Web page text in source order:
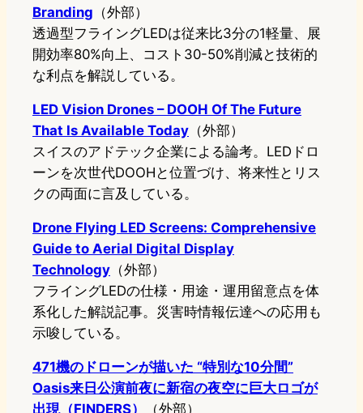
Branding （外部）
透過型フライングLEDは従来比3分の1軽量、展
開効率80%向上、コスト30-50%削減と技術的
な利点を解説している。
LED Vision Drones – DOOH Of The Future
That Is Available Today （外部）
スイスのアドテック企業による論考。LEDドロ
ーンを次世代DOOHと位置づけ、将来性とリス
クの両面に言及している。
Drone Flying LED Screens: Comprehensive
Guide to Aerial Digital Display
Technology （外部）
フライングLEDの仕様・用途・運用留意点を体
系化した解説記事。災害時情報伝達への応用も
示唆している。
471機のドローンが描いた “特別な10分間”
Oasis来日公演前夜に新宿の夜空に巨大ロゴが
出現（FINDERS）
（外部）